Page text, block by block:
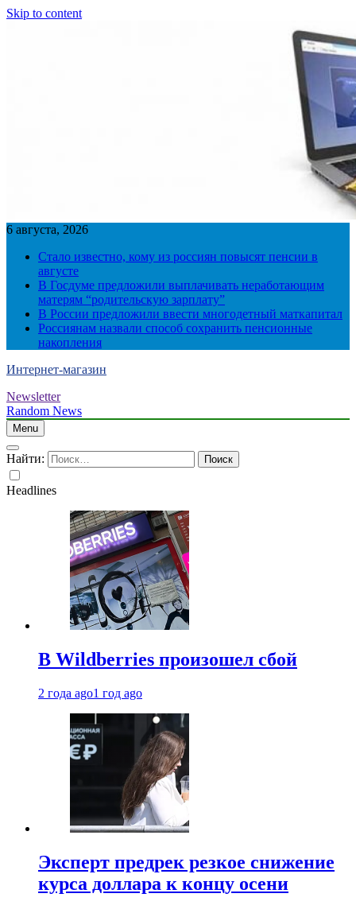
Skip to content
6 августа, 2026
Стало известно, кому из россиян повысят пенсии в
августе
В Госдуме предложили выплачивать неработающим
матерям “родительскую зарплату”
В России предложили ввести многодетный маткапитал
Россиянам назвали способ сохранить пенсионные
накопления
Интернет-магазин
Newsletter
Random News
Menu
Найти:
Headlines
В Wildberries произошел сбой
2 года ago1 год ago
Эксперт предрек резкое снижение
курса доллара к концу осени